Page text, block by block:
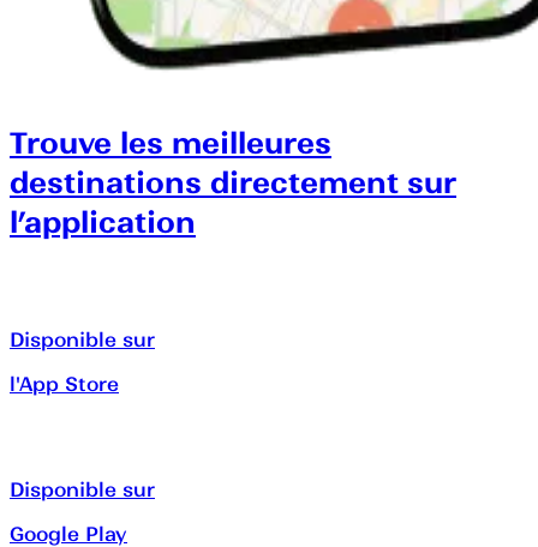
Trouve les meilleures
destinations directement sur
l’application
Disponible sur
l'App Store
Disponible sur
Google Play